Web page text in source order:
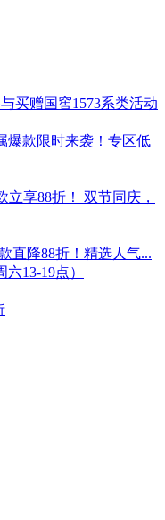
买赠国窖1573系类活动
爆款限时来袭！专区低
立享88折！ 双节同庆，
直降88折！精选人气...
13-19点）